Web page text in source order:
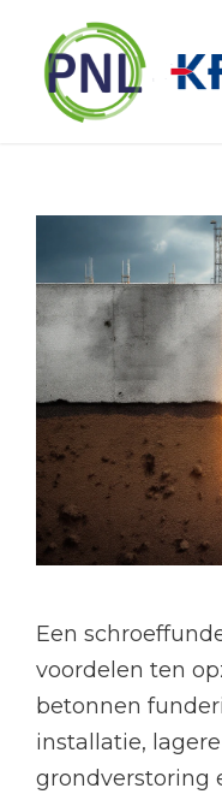
Een
voordelen ten
betonnen
installatie,
grondverstoring